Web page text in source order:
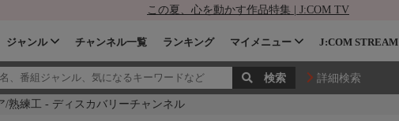
この夏、心を動かす作品特集 | J:COM TV
ジャンル チャンネル一覧 ランキング マイメニュー J:COM STREAM
詳細検索
熟練工 - ディスカバリーチャンネル